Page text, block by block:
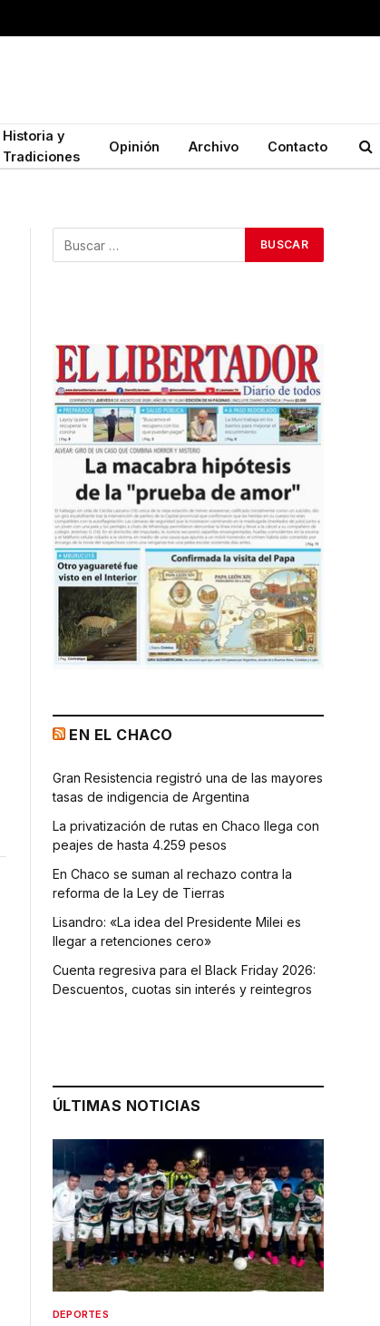
Historia y
Tradiciones
Opinión Archivo Contacto
EN EL CHACO
Gran Resistencia registró una de las mayores
tasas de indigencia de Argentina
La privatización de rutas en Chaco llega con
peajes de hasta 4.259 pesos
En Chaco se suman al rechazo contra la
reforma de la Ley de Tierras
Lisandro: «La idea del Presidente Milei es
llegar a retenciones cero»
Cuenta regresiva para el Black Friday 2026:
Descuentos, cuotas sin interés y reintegros
ÚLTIMAS NOTICIAS
DEPORTES